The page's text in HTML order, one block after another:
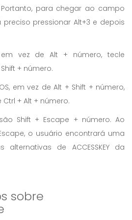
para chegar ao campo
pressionar Alt+3 e depois
vez de Alt + número, tecle
+ número.
em vez de Alt + Shift + número,
+ Alt + número.
Shift + Escape + número. Ao
o usuário encontrará uma
de ACCESSKEY da
sobre